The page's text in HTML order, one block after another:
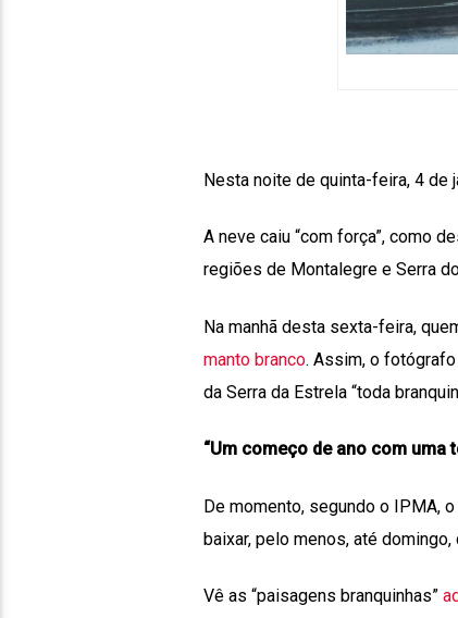
Nesta noite de quinta-feira, 4 de
A neve caiu “com força”, como
regiões de Montalegre e Serra
Na manhã desta sexta-feira,
manto branco. Assim, o
da Serra da Estrela “toda
“Um começo de ano com uma
De momento, segundo o IPMA,
baixar, pelo menos, até
Vê as “paisagens branquinhas”